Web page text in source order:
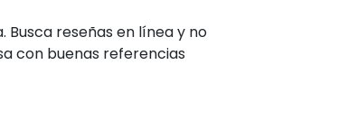
reseñas en línea y no
con buenas referencias